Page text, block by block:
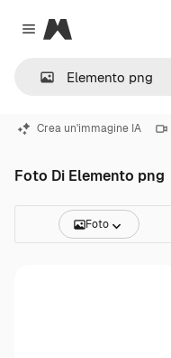
Close menu
Magnific
Crea un'immagine IA
Foto Di Elemento png
Foto